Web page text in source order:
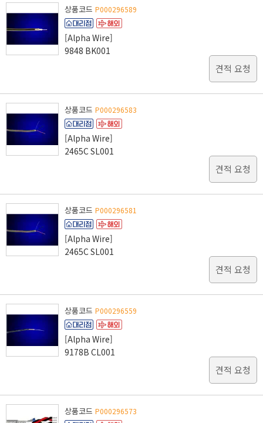
상품코드 P000296589
[Alpha Wire]
9848 BK001
견적 요청
상품코드 P000296583
[Alpha Wire]
2465C SL001
견적 요청
상품코드 P000296581
[Alpha Wire]
2465C SL001
견적 요청
상품코드 P000296559
[Alpha Wire]
9178B CL001
견적 요청
상품코드 P000296573